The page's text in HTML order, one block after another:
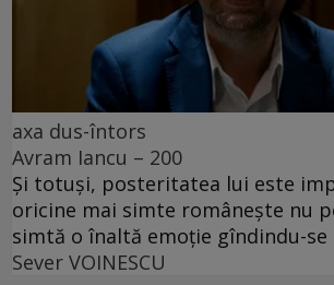
axa dus-întors
Avram Iancu – 200
Și totuși, posteritatea lui este
oricine mai simte românește nu
simtă o înaltă emoție gîndindu-se
Sever VOINESCU